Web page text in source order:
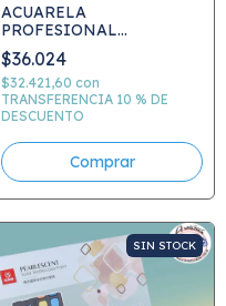
ACUARELA
PROFESIONAL
GIORGIONE X18 colores
estuche deslizable
$36.024
$32.421,60 con
TRANSFERENCIA 10 % DE
DESCUENTO
SIN STOCK